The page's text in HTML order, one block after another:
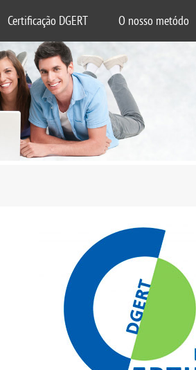
Certificação DGERT O nosso metódo